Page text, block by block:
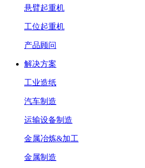
悬臂起重机
工位起重机
产品顾问
解决方案
工业造纸
汽车制造
运输设备制造
金属冶炼&加工
金属制造